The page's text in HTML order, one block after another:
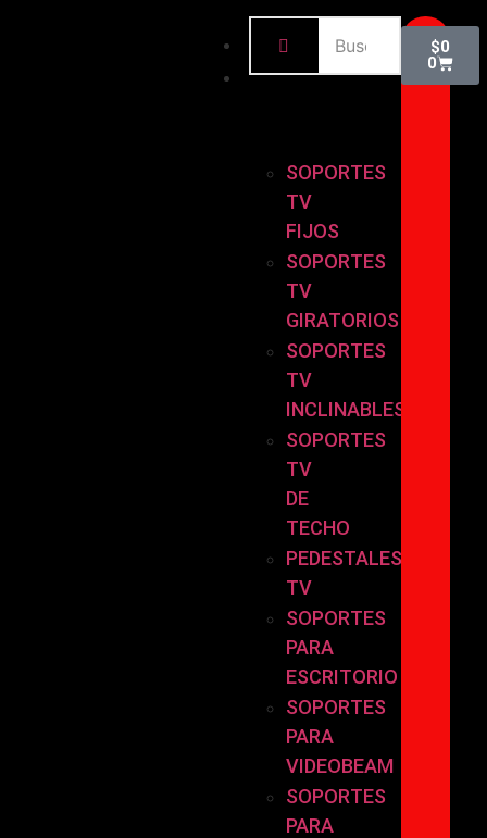
INICIO
BASES
SOPORTES
TV
FIJOS
SOPORTES
TV
GIRATORIOS
SOPORTES
TV
INCLINABLES
SOPORTES
TV
DE
TECHO
PEDESTALES
TV
SOPORTES
PARA
ESCRITORIO
SOPORTES
PARA
VIDEOBEAM
SOPORTES
PARA
$0
0